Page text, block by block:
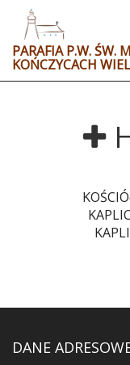
PARAFIA P.W. ŚW.
KOŃCZYCACH
DANE